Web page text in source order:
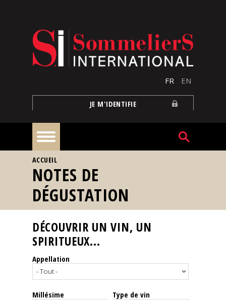
FR EN
JE M'IDENTIFIE
À
la
une
Reportages
Nos
Spiritueux
VOUS ÊTES ICI
ACCUEIL
NOTES DE
DÉGUSTATION
DÉCOUVRIR UN VIN, UN
SPIRITUEUX...
Appellation
Millésime Type de vin